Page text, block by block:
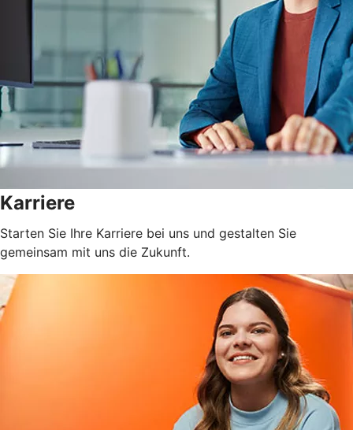
Karriere
Starten Sie Ihre Karriere bei uns und gestalten Sie
gemeinsam mit uns die Zukunft.